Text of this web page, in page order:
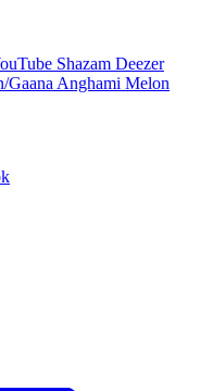
Shazam Deezer
Gaana Anghami Melon